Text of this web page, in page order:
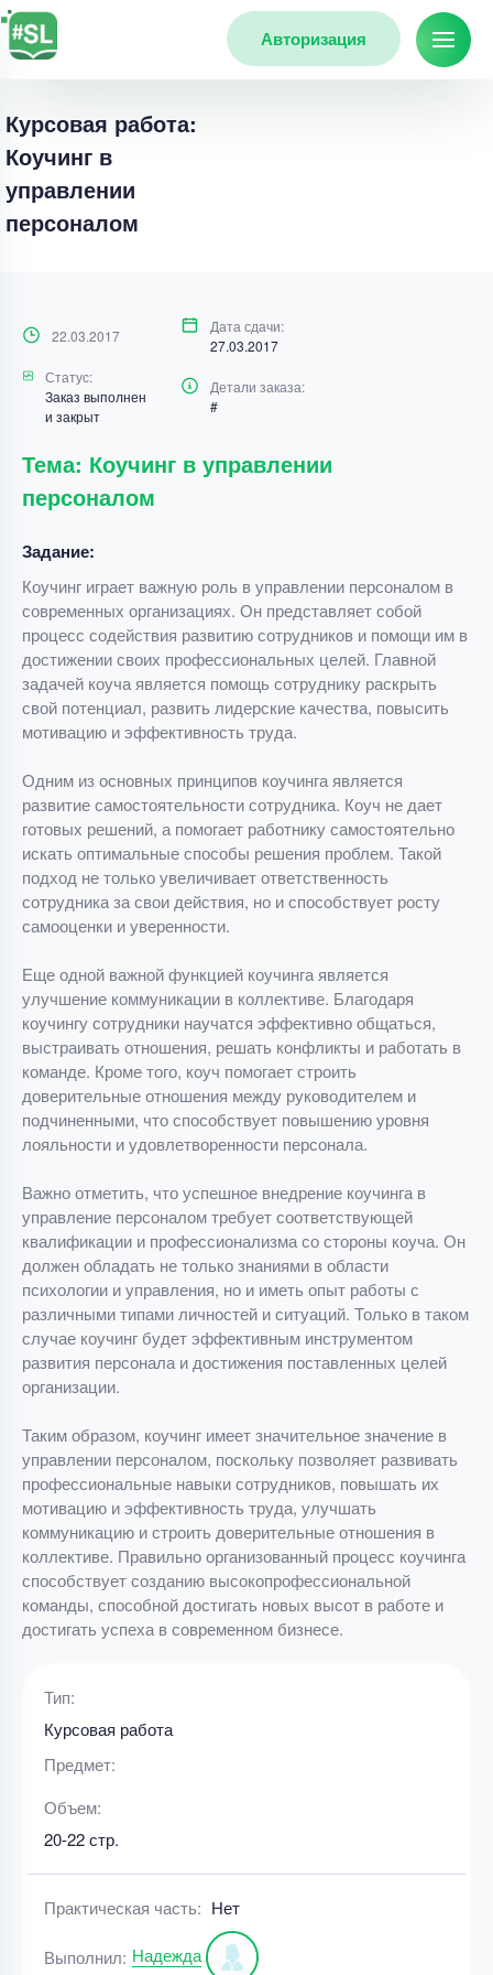
Авторизация
Курсовая работа:
Коучинг в
управлении
персоналом
22.03.2017
Дата сдачи:
27.03.2017
Статус:
Заказ выполнен
и закрыт
Детали заказа:
#
Тема: Коучинг в управлении
персоналом
Задание:
Коучинг играет важную роль в управлении персоналом в
современных организациях. Он представляет собой
процесс содействия развитию сотрудников и помощи им в
достижении своих профессиональных целей. Главной
задачей коуча является помощь сотруднику раскрыть
свой потенциал, развить лидерские качества, повысить
мотивацию и эффективность труда.
Одним из основных принципов коучинга является
развитие самостоятельности сотрудника. Коуч не дает
готовых решений, а помогает работнику самостоятельно
искать оптимальные способы решения проблем. Такой
подход не только увеличивает ответственность
сотрудника за свои действия, но и способствует росту
самооценки и уверенности.
Еще одной важной функцией коучинга является
улучшение коммуникации в коллективе. Благодаря
коучингу сотрудники научатся эффективно общаться,
выстраивать отношения, решать конфликты и работать в
команде. Кроме того, коуч помогает строить
доверительные отношения между руководителем и
подчиненными, что способствует повышению уровня
лояльности и удовлетворенности персонала.
Важно отметить, что успешное внедрение коучинга в
управление персоналом требует соответствующей
квалификации и профессионализма со стороны коуча. Он
должен обладать не только знаниями в области
психологии и управления, но и иметь опыт работы с
различными типами личностей и ситуаций. Только в таком
случае коучинг будет эффективным инструментом
развития персонала и достижения поставленных целей
организации.
Таким образом, коучинг имеет значительное значение в
управлении персоналом, поскольку позволяет развивать
профессиональные навыки сотрудников, повышать их
мотивацию и эффективность труда, улучшать
коммуникацию и строить доверительные отношения в
коллективе. Правильно организованный процесс коучинга
способствует созданию высокопрофессиональной
команды, способной достигать новых высот в работе и
достигать успеха в современном бизнесе.
Тип:
Курсовая работа
Предмет:
Объем:
20-22 стр.
Практическая часть: Нет
Выполнил: Надежда